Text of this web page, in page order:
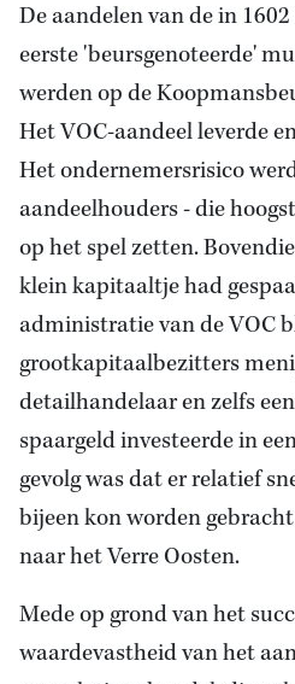
De aandelen van de in
eerste 'beursgenoteerde'
werden op de
Het VOC-aandeel leverde
Het ondernemersrisico
aandeelhouders - die
op het spel zetten.
klein kapitaaltje had
administratie van de VOC
grootkapitaalbezitters
detailhandelaar en zelfs
spaargeld investeerde in
gevolg was dat er relatief
bijeen kon worden
naar het Verre Oosten.
Mede op grond van het
waardevastheid van het